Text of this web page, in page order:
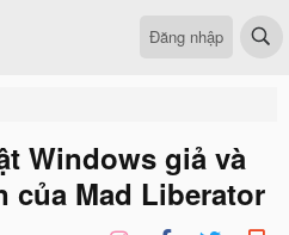
Đăng nhập
Windows giả và
của Mad Liberator